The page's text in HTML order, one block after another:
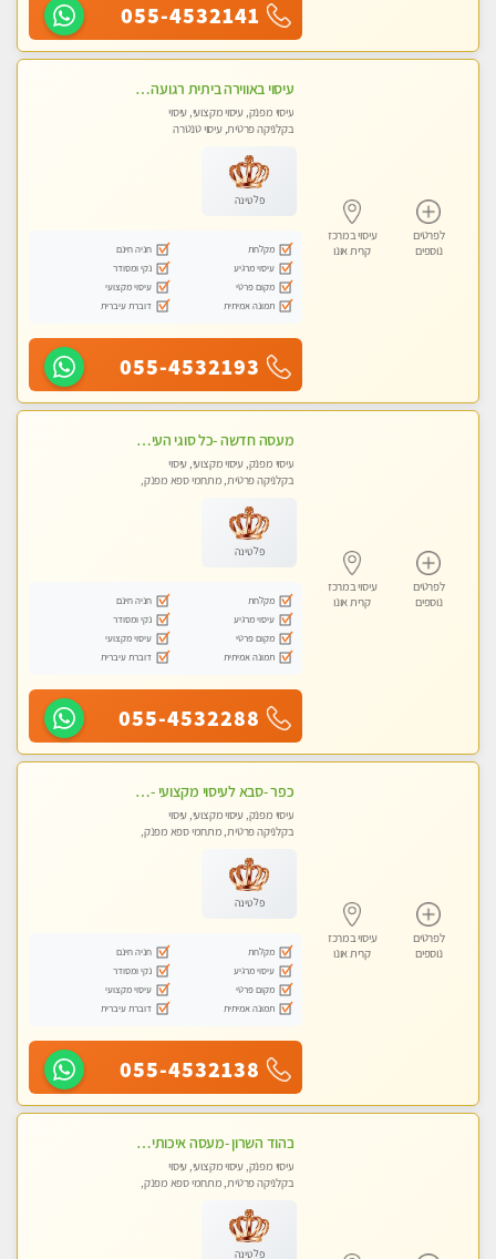
055-4532141
לפרטים
נוספים
עיסוי במרכז
קרית אונו
עיסוי באווירה ביתית רגועה בהוד- השרון
עיסוי מפנק, עיסוי מקצועי, עיסוי
בקלניקה פרטית, עיסוי טנטרה
פלטינה
מקלחת
חניה חינם
עיסוי מרגיע
נקי ומסודר
מקום פרטי
עיסוי מקצועי
תמונה אמיתית
דוברת עיברית
055-4532193
לפרטים
נוספים
עיסוי במרכז
קרית אונו
מעסה חדשה -כל סוגי העיסויים מעסה מקצועית ואיכותית פרטי!!!מומלץ לחלוטין!!
עיסוי מפנק, עיסוי מקצועי, עיסוי
בקלניקה פרטית, מתחמי ספא מפנק,
פלטינה
מקלחת
חניה חינם
עיסוי מרגיע
נקי ומסודר
מקום פרטי
עיסוי מקצועי
תמונה אמיתית
דוברת עיברית
055-4532288
לפרטים
נוספים
עיסוי במרכז
קרית אונו
כפר -סבא לעיסוי מקצועי -באווירה שקטה ונעימה לחוויה של רוגע מומלץ מאוד מאוד- ללא מין !
עיסוי מפנק, עיסוי מקצועי, עיסוי
בקלניקה פרטית, מתחמי ספא מפנק,
פלטינה
מקלחת
חניה חינם
עיסוי מרגיע
נקי ומסודר
מקום פרטי
עיסוי מקצועי
תמונה אמיתית
דוברת עיברית
055-4532138
בהוד השרון -מעסה איכותית למאסז מקצועי ומפנק לכל שרירי הגוף
עיסוי מפנק, עיסוי מקצועי, עיסוי
בקלניקה פרטית, מתחמי ספא מפנק,
פלטינה